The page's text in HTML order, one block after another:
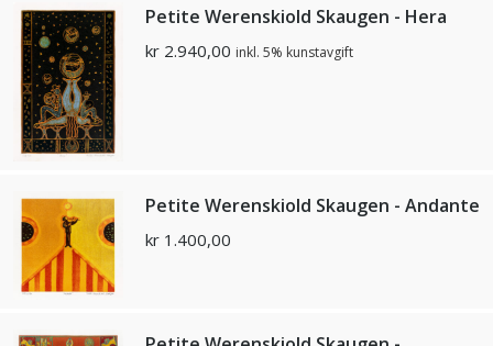
Petite Werenskiold Skaugen - Hera
kr 2.940,00 inkl. 5% kunstavgift
Petite Werenskiold Skaugen - Andante
kr 1.400,00